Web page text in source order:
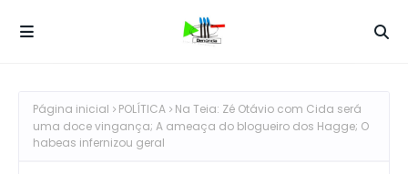
Página inicial POLÍTICA
Na Teia: Zé Otávio com Cida será
uma doce vingança; A ameaça do blogueiro dos Hagge; O
habeas infernizou geral